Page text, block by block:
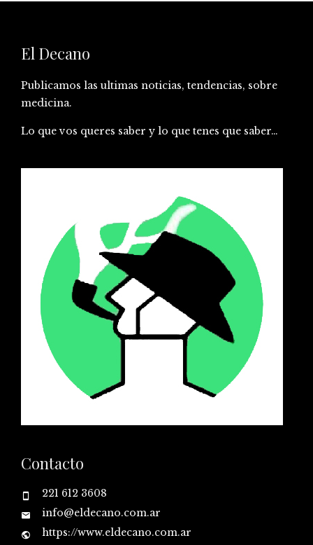
El Decano
Publicamos las ultimas noticias, tendencias, sobre
medicina.
Lo que vos queres saber y lo que tenes que saber…
Contacto
221 612 3608
info@eldecano.com.ar
https://www.eldecano.com.ar